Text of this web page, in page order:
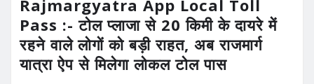
Rajmargyatra App Local Toll
Pass :- टोल प्लाजा से 20 किमी के दायरे में
रहने वाले लोगों को बड़ी राहत, अब राजमार्ग
यात्रा ऐप से मिलेगा लोकल टोल पास